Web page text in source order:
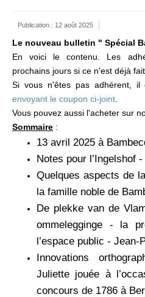
Publication : 12 août 2025
Le nouveau bulletin " Spécial
En voici le contenu. Les
prochains jours si ce n'est déjà fait.
Si vous n'êtes pas adhérent, il
envoyant le coupon ci-joint
Vous pouvez aussi l'acheter sur
Sommaire :
13 avril 2025 à
Notes pour l’Ingelshof
Quelques aspects de
la famille noble de
De plekke van de
ommelegginge - la
l’espace public - Jean-
Innovations
Juliette jouée à
concours de 1786 à